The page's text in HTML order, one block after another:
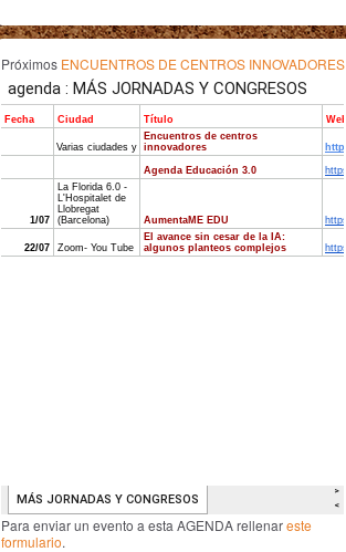
Próximos ENCUENTROS DE CENTROS INNOVADORES
Para enviar un evento a esta AGENDA rellenareste
formulario.